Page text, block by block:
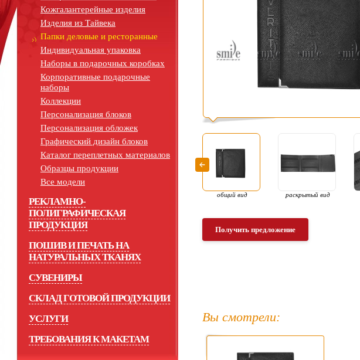
Кожгалантерейные изделия
Изделия из Тайвека
Папки деловые и ресторанные
Индивидуальная упаковка
Наборы в подарочных коробках
Корпоративные подарочные
наборы
Коллекции
Персонализация блоков
Персонализация обложек
Графический дизайн блоков
Каталог переплетных материалов
Образцы продукции
Все модели
РЕКЛАМНО-
ПОЛИГРАФИЧЕСКАЯ
ПРОДУКЦИЯ
ПОШИВ И ПЕЧАТЬ НА
НАТУРАЛЬНЫХ ТКАНЯХ
СУВЕНИРЫ
СКЛАД ГОТОВОЙ ПРОДУКЦИИ
УСЛУГИ
ТРЕБОВАНИЯ К МАКЕТАМ
общий вид раскрытый вид
Получить предложение
Вы смотрели: